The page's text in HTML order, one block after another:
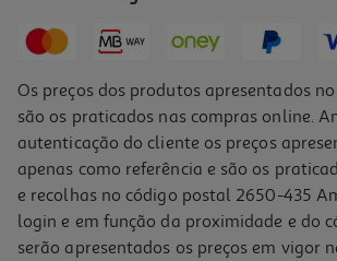
-10%
Os preços dos produtos apresentados
são os praticados nas compras online.
autenticação do cliente os preços
apenas como referência e são os
e recolhas no código postal 2650-435
login e em função da proximidade e do
serão apresentados os preços em vigor